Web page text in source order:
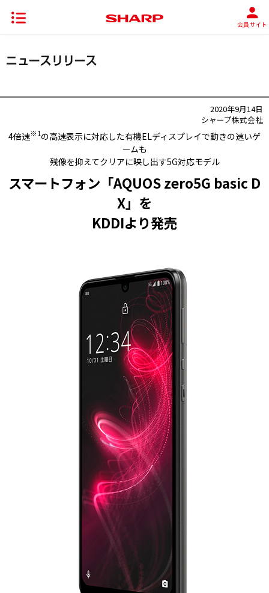
会員サイト
2020年9月14日
シャープ株式会社
4倍速※1の高速表示に対応した有機ELディスプレイで動きの速いゲ
ームも
残像を抑えてクリアに映し出す5G対応モデル
スマートフォン「AQUOS zero5G basic D
X」を
KDDIより発売